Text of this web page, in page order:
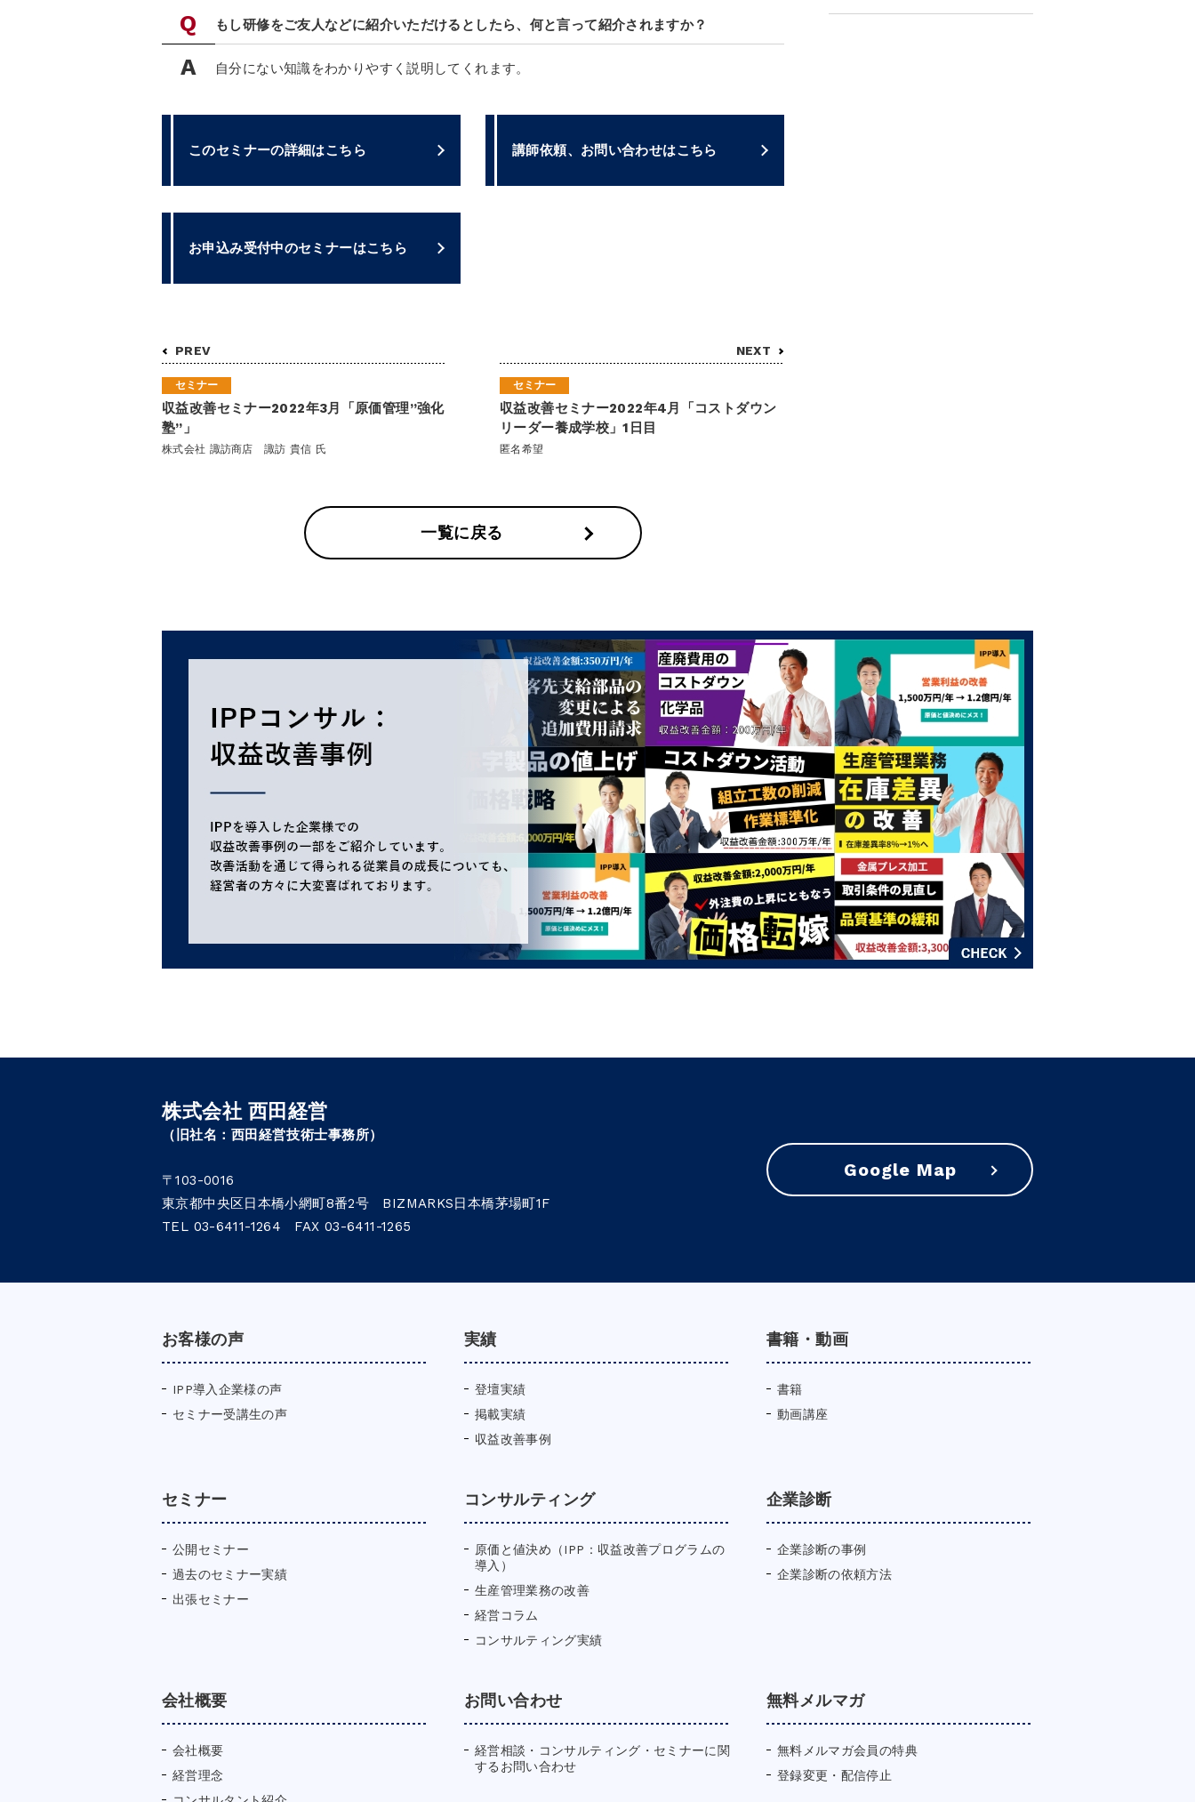
もし研修をご友人などに紹介いただけるとしたら、何と言って紹介されますか？
自分にない知識をわかりやすく説明してくれます。
このセミナーの詳細はこちら 講師依頼、お問い合わせはこちら
お申込み受付中のセミナーはこちら
PREV
セミナー
収益改善セミナー2022年3月「原価管理”強化
塾”」
株式会社 諏訪商店 諏訪 貴信 氏
NEXT
セミナー
収益改善セミナー2022年4月「コストダウン
リーダー養成学校」1日目
匿名希望
一覧に戻る
株式会社 西田経営
（旧社名：西田経営技術士事務所）
〒103-0016
東京都中央区日本橋小網町8番2号 BIZMARKS日本橋茅場町1F
TEL 03-6411-1264 FAX 03-6411-1265
Google Map
お客様の声
IPP導入企業様の声
セミナー受講生の声
実績
登壇実績
掲載実績
収益改善事例
書籍・動画
書籍
動画講座
セミナー
公開セミナー
過去のセミナー実績
出張セミナー
コンサルティング
原価と値決め（IPP：収益改善プログラムの
導入）
生産管理業務の改善
経営コラム
コンサルティング実績
企業診断
企業診断の事例
企業診断の依頼方法
会社概要
会社概要
経営理念
お問い合わせ
経営相談・コンサルティング・セミナーに関
するお問い合わせ
無料メルマガ
無料メルマガ会員の特典
登録変更・配信停止